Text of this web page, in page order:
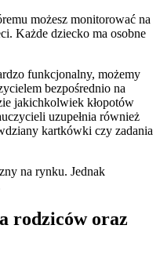
możesz monitorować na
Każde dziecko ma osobne
funkcjonalny, możemy
bezpośrednio na
jakichkolwiek kłopotów
uzupełnia również
kartkówki czy zadania
na rynku. Jednak
rodziców oraz